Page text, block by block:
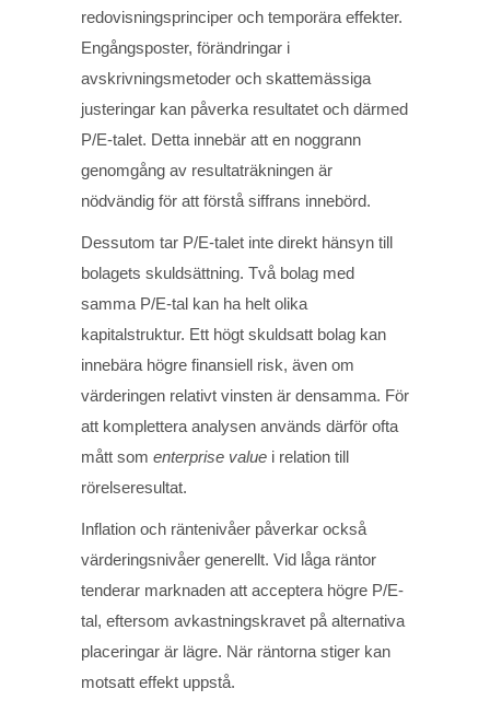
redovisningsprinciper och temporära effekter.
Engångsposter, förändringar i
avskrivningsmetoder och skattemässiga
justeringar kan påverka resultatet och därmed
P/E-talet. Detta innebär att en noggrann
genomgång av resultaträkningen är
nödvändig för att förstå siffrans innebörd.
Dessutom tar P/E-talet inte direkt hänsyn till
bolagets skuldsättning. Två bolag med
samma P/E-tal kan ha helt olika
kapitalstruktur. Ett högt skuldsatt bolag kan
innebära högre finansiell risk, även om
värderingen relativt vinsten är densamma. För
att komplettera analysen används därför ofta
mått som enterprise value i relation till
rörelseresultat.
Inflation och räntenivåer påverkar också
värderingsnivåer generellt. Vid låga räntor
tenderar marknaden att acceptera högre P/E-
tal, eftersom avkastningskravet på alternativa
placeringar är lägre. När räntorna stiger kan
motsatt effekt uppstå.